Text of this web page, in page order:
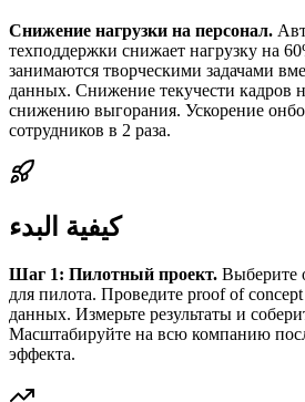
Снижение нагрузки на персонал.
техподдержки снижает нагрузку на
занимаются творческими задачами
данных. Снижение текучести кадров
снижению выгорания. Ускорение
сотрудников в 2 раза.
كيفية البدء
Шаг 1: Пилотный проект. Выберите
для пилота. Проведите proof of
данных. Измерьте результаты и
Масштабируйте на всю компанию
эффекта.